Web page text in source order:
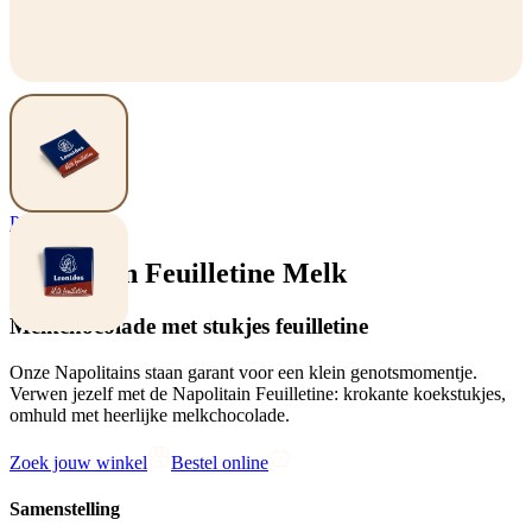
Pralines
Napolitain Feuilletine Melk
Melkchocolade met stukjes feuilletine
Onze Napolitains staan garant voor een klein genotsmomentje.
Verwen jezelf met de Napolitain Feuilletine: krokante koekstukjes,
omhuld met heerlijke melkchocolade.
Zoek jouw winkel Bestel online
Samenstelling